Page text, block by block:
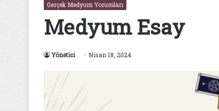
Gerçek Medyum Yorumları
Medyum Esay
Yönetici Nisan 18, 2024